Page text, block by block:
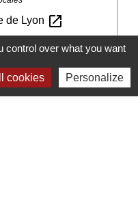
de Lyon open_in_new
sur cette page
control over what you want
cookies Personalize